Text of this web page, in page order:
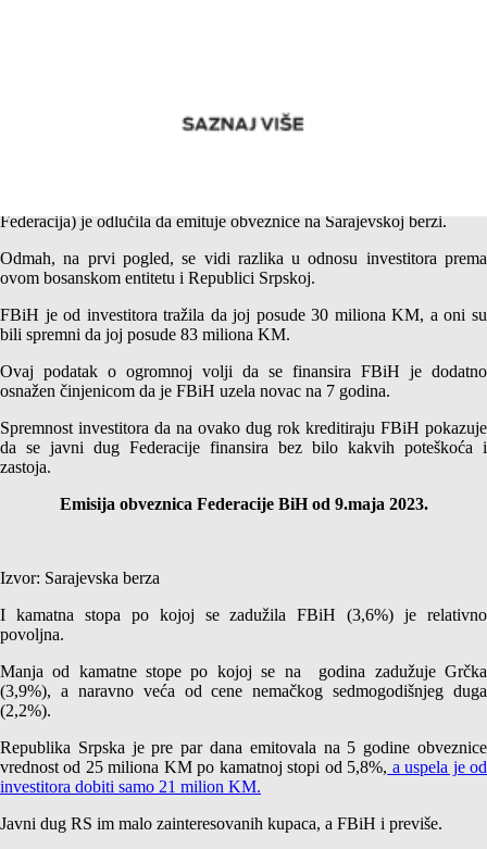
Majska emisija obveznica Federacije BiH – Jedna zemlja dva
Federacija) je odlučila da emituje obveznice na Sarajevskoj berzi.
Odmah, na prvi pogled, se vidi razlika u odnosu investitora prema
ovom bosanskom entitetu i Republici Srpskoj.
FBiH je od investitora tražila da joj posude 30 miliona KM, a oni su
bili spremni da joj posude 83 miliona KM.
Ovaj podatak o ogromnoj volji da se finansira FBiH je dodatno
osnažen činjenicom da je FBiH uzela novac na 7 godina.
Spremnost investitora da na ovako dug rok kreditiraju FBiH pokazuje
da se javni dug Federacije finansira bez bilo kakvih poteškoća i
zastoja.
Emisija obveznica Federacije BiH od 9.maja 2023.
Izvor: Sarajevska berza
I kamatna stopa po kojoj se zadužila FBiH (3,6%) je relativno
povoljna.
Manja od kamatne stope po kojoj se na godina zadužuje Grčka
(3,9%), a naravno veća od cene nemačkog sedmogodišnjeg duga
(2,2%).
Republika Srpska je pre par dana emitovala na 5 godine obveznice
vrednost od 25 miliona KM po kamatnoj stopi od 5,8%, a uspela je od
investitora dobiti samo 21 milion KM.
Javni dug RS im malo zainteresovanih kupaca, a FBiH i previše.